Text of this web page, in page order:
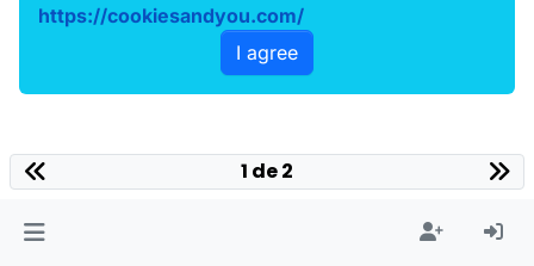
1 de 2
https://cookiesandyou.com/
I agree